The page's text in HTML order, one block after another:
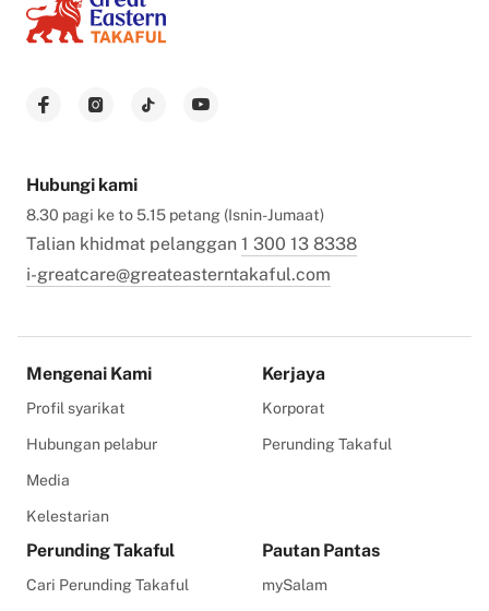
Hubungi kami
8.30 pagi ke to 5.15 petang (Isnin-Jumaat)
Talian khidmat pelanggan 1 300 13 8338
i-greatcare@greateasterntakaful.com
Mengenai Kami
Profil syarikat
Hubungan pelabur
Media
Kelestarian
Kerjaya
Korporat
Perunding Takaful
Perunding Takaful
Cari Perunding Takaful
Pautan Pantas
mySalam